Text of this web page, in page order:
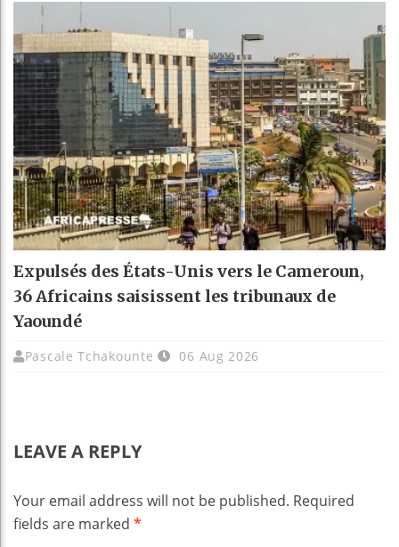
Expulsés des États-Unis vers le Cameroun,
36 Africains saisissent les tribunaux de
Yaoundé
Pascale Tchakounte 06 Aug 2026
LEAVE A REPLY
Your email address will not be published. Required
fields are marked *